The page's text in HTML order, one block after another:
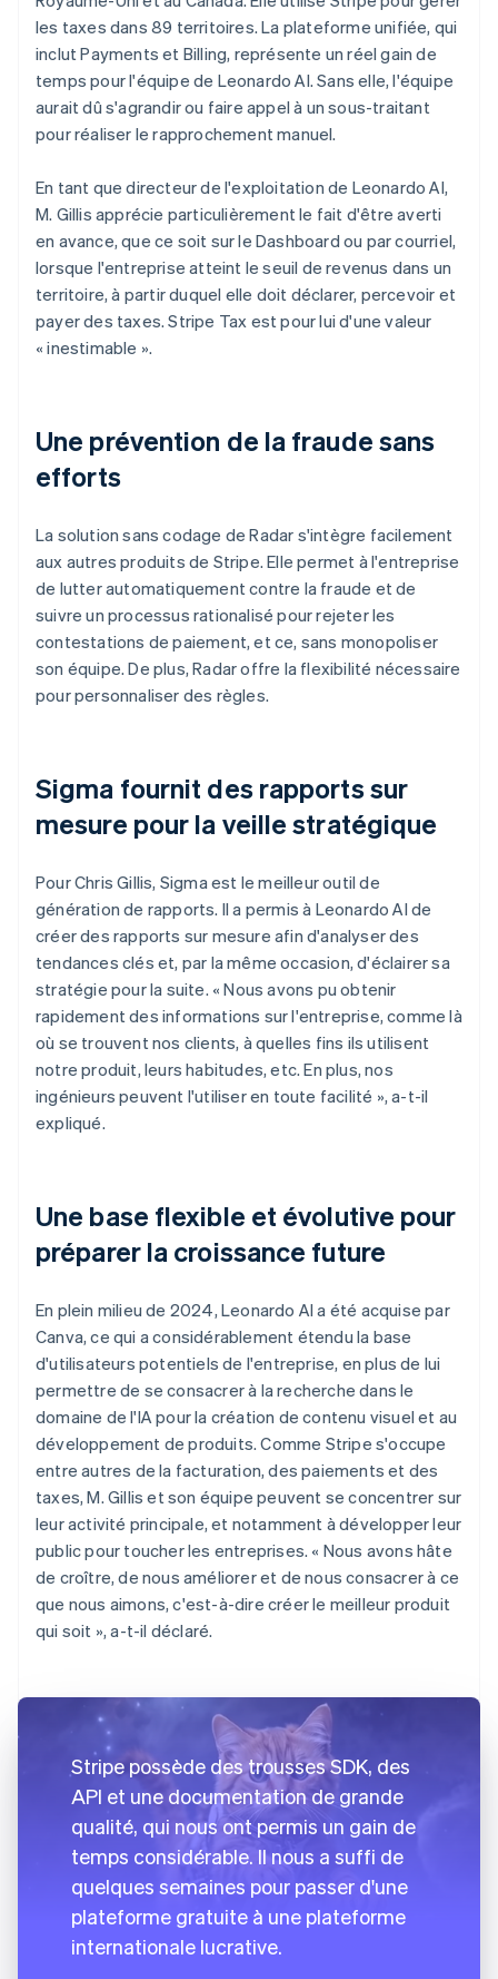
les taxes dans 89 territoires. La plateforme unifiée, qui
inclut Payments et Billing, représente un réel gain de
temps pour l'équipe de Leonardo AI. Sans elle, l'équipe
aurait dû s'agrandir ou faire appel à un sous-traitant
pour réaliser le rapprochement manuel.
En tant que directeur de l'exploitation de Leonardo AI,
M. Gillis apprécie particulièrement le fait d'être averti
en avance, que ce soit sur le Dashboard ou par courriel,
lorsque l'entreprise atteint le seuil de revenus dans un
territoire, à partir duquel elle doit déclarer, percevoir et
payer des taxes. Stripe Tax est pour lui d'une valeur
« inestimable ».
Une prévention de la fraude sans
efforts
La solution sans codage de Radar s'intègre facilement
aux autres produits de Stripe. Elle permet à l'entreprise
de lutter automatiquement contre la fraude et de
suivre un processus rationalisé pour rejeter les
contestations de paiement, et ce, sans monopoliser
son équipe. De plus, Radar offre la flexibilité nécessaire
pour personnaliser des règles.
Sigma fournit des rapports sur
mesure pour la veille stratégique
Pour Chris Gillis, Sigma est le meilleur outil de
génération de rapports. Il a permis à Leonardo AI de
créer des rapports sur mesure afin d'analyser des
tendances clés et, par la même occasion, d'éclairer sa
stratégie pour la suite. « Nous avons pu obtenir
rapidement des informations sur l'entreprise, comme là
où se trouvent nos clients, à quelles fins ils utilisent
notre produit, leurs habitudes, etc. En plus, nos
ingénieurs peuvent l'utiliser en toute facilité », a-t-il
expliqué.
Une base flexible et évolutive pour
préparer la croissance future
En plein milieu de 2024, Leonardo AI a été acquise par
Canva, ce qui a considérablement étendu la base
d'utilisateurs potentiels de l'entreprise, en plus de lui
permettre de se consacrer à la recherche dans le
domaine de l'IA pour la création de contenu visuel et au
développement de produits. Comme Stripe s'occupe
entre autres de la facturation, des paiements et des
taxes, M. Gillis et son équipe peuvent se concentrer sur
leur activité principale, et notamment à développer leur
public pour toucher les entreprises. « Nous avons hâte
de croître, de nous améliorer et de nous consacrer à ce
que nous aimons, c'est-à-dire créer le meilleur produit
qui soit », a-t-il déclaré.
Stripe possède des trousses SDK, des
API et une documentation de grande
qualité, qui nous ont permis un gain de
temps considérable. Il nous a suffi de
quelques semaines pour passer d'une
plateforme gratuite à une plateforme
internationale lucrative.